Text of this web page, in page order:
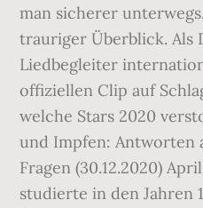
man sicherer
trauriger Überblick. Als
Liedbegleiter
offiziellen Clip auf
welche Stars 2020
und Impfen: Antworten
Fragen (30.12.2020)
studierte in den Jahren